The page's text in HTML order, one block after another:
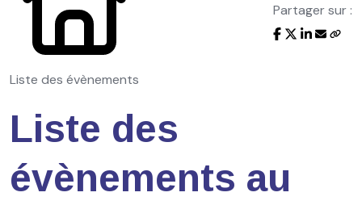
Liste des évènements
Partager sur :
Liste des
évènements au